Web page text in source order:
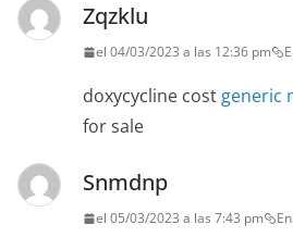
Zqzklu
el 04/03/2023 a las 12:36 pm
doxycycline cost generic
for sale
Snmdnp
el 05/03/2023 a las 7:43 pm